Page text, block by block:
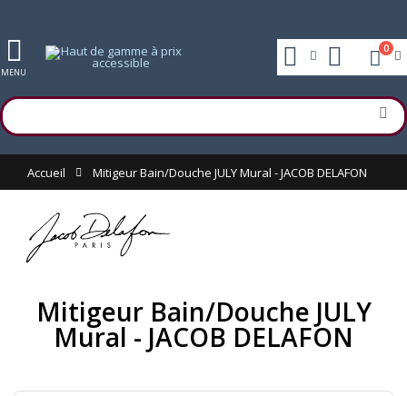
MENU
0
Accueil Mitigeur Bain/Douche JULY Mural - JACOB DELAFON
Mitigeur Bain/Douche JULY
Mural - JACOB DELAFON